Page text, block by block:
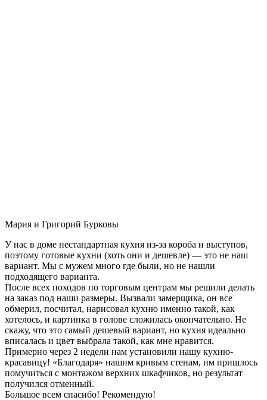
Мария и Григорий Бурковы
У нас в доме нестандартная кухня из-за короба и выступов,
поэтому готовые кухни (хоть они и дешевле) — это не наш
вариант. Мы с мужем много где были, но не нашли
подходящего варианта.
После всех походов по торговым центрам мы решили делать
на заказ под наши размеры. Вызвали замерщика, он все
обмерил, посчитал, нарисовал кухню именно такой, как
хотелось, и картинка в голове сложилась окончательно. Не
скажу, что это самый дешевый вариант, но кухня идеально
вписалась и цвет выбрала такой, как мне нравится.
Примерно через 2 недели нам установили нашу кухню-
красавицу! «Благодаря» нашим кривым стенам, им пришлось
помучиться с монтажом верхних шкафчиков, но результат
получился отменный.
Большое всем спасибо! Рекомендую!